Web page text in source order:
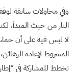
وفي محاولات سابقة
النار من حيث
لا لبس فيه على أن
المشروط لإعادة
تخطط للمشاركة في